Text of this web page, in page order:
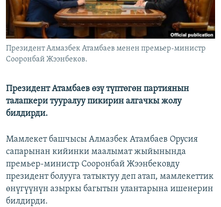
ЭЕ/АРнун бардык сайттары
Президент Алмазбек Атамбаев менен премьер-министр
Сооронбай Жээнбеков.
Президент Атамбаев өзү түптөгөн партиянын
талапкери тууралуу пикирин алгачкы жолу
билдирди.
Мамлекет башчысы Алмазбек Атамбаев Орусия
сапарынан кийинки маалымат жыйынында
премьер-министр Сооронбай Жээнбековду
президент болууга татыктуу деп атап, мамлекеттик
өнүгүүнүн азыркы багытын улантарына ишенерин
билдирди.